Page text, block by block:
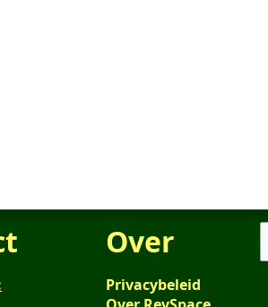
Over
Privacybeleid